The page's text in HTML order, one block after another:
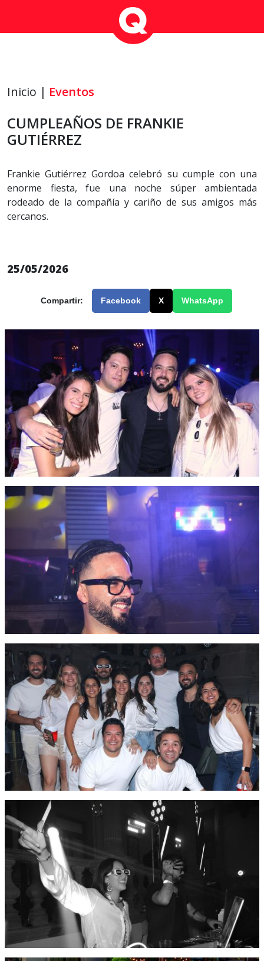
Inicio | Eventos
CUMPLEAÑOS DE FRANKIE
GUTIÉRREZ
Frankie Gutiérrez Gordoa celebró su cumple con una
enorme fiesta, fue una noche súper ambientada
rodeado de la compañía y cariño de sus amigos más
cercanos.
25/05/2026
Compartir: Facebook X WhatsApp